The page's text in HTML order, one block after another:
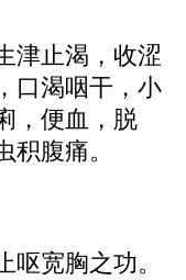
津止渴，收涩
口渴咽干，小
，便血，脱
积腹痛。
呕宽胸之功。